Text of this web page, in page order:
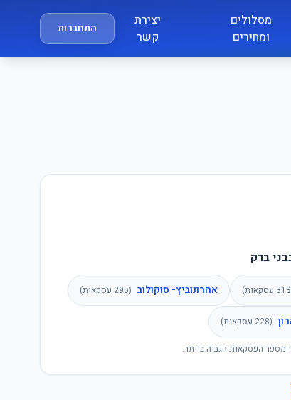
מסלולים
ומחירים
יצירת
קשר
התחברות
ברק
313 עסקאות) אהרונוביץ- סוקולוב (
295 עסקאות)
(
228 עסקאות)
מספר העסקאות הגבוה ביותר.